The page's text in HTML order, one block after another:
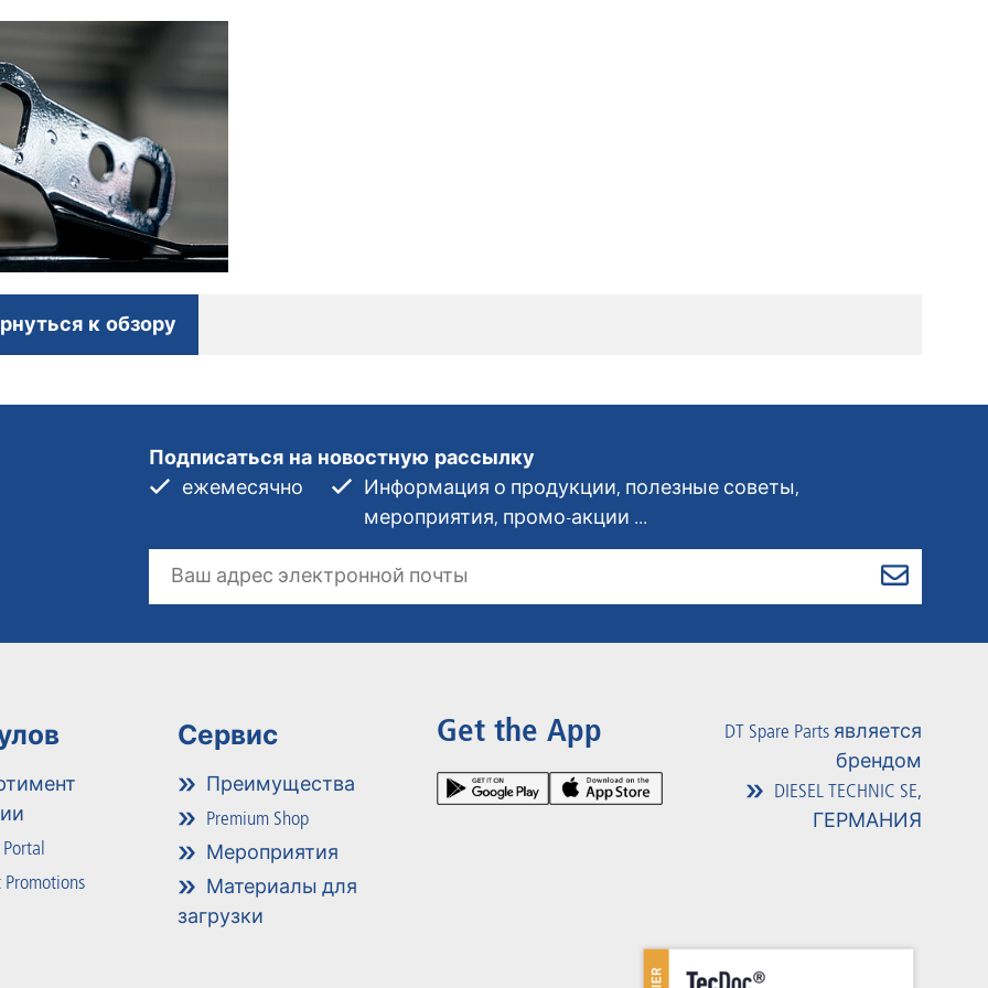
к обзору
Подписаться на новостную рассылку
ежемесячно
Информация о продукции, полезные советы,
мероприятия, промо-акции ...
Сервис
Преимущества
Premium Shop
Мероприятия
Материалы для
загрузки
Get the App
DT Spare Parts является
брендом
DIESEL TECHNIC SE,
ГЕРМАНИЯ